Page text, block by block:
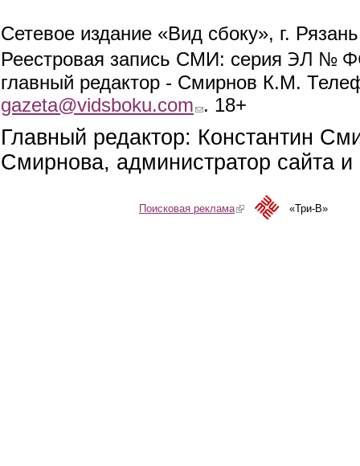
Сетевое издание «Вид сбоку», г.
Реестровая запись СМИ: серия ЭЛ №
главный редактор - Смирнов К.М.
gazeta@vidsboku.com (link sends e-mail)
. 18+
Главный редактор: Константин
Смирнова, администратор сайта
Поисковая реклама(link is external)«Три-В»